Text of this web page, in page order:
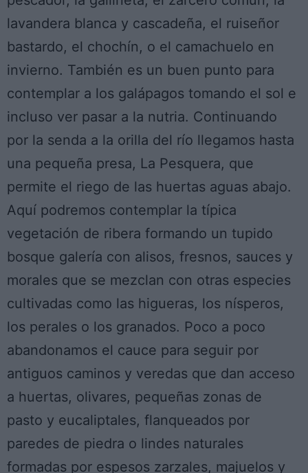
lavandera blanca y cascadeña, el ruiseñor
bastardo, el chochín, o el camachuelo en
invierno. También es un buen punto para
contemplar a los galápagos tomando el sol e
incluso ver pasar a la nutria. Continuando
por la senda a la orilla del río llegamos hasta
una pequeña presa, La Pesquera, que
permite el riego de las huertas aguas abajo.
Aquí podremos contemplar la típica
vegetación de ribera formando un tupido
bosque galería con alisos, fresnos, sauces y
morales que se mezclan con otras especies
cultivadas como las higueras, los nísperos,
los perales o los granados. Poco a poco
abandonamos el cauce para seguir por
antiguos caminos y veredas que dan acceso
a huertas, olivares, pequeñas zonas de
pasto y eucaliptales, flanqueados por
paredes de piedra o lindes naturales
formadas por espesos zarzales, majuelos y